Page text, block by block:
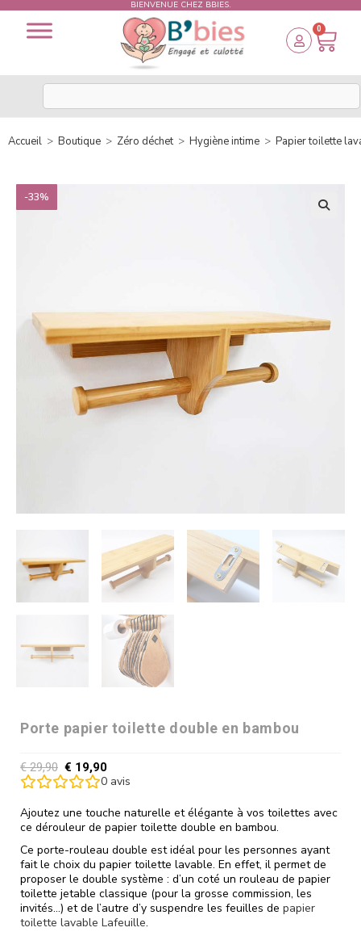
BIENVENUE CHEZ BBIES.
0
Accueil > Boutique > Zéro déchet > Hygiène intime > Papier toilette
-33%
Porte papier toilette double en bambou
€29,90 € 19,90
0 avis
Ajoutez une touche naturelle et élégante à vos toilettes avec
ce dérouleur de papier toilette double en bambou.
Ce porte-rouleau double est idéal pour les personnes ayant
fait le choix du papier toilette lavable. En effet, il permet de
proposer le double système : d’un coté un rouleau de papier
toilette jetable classique (pour la grosse commission, les
invités…) et de l’autre d’y suspendre les feuilles de papier
toilette lavable Lafeuille.